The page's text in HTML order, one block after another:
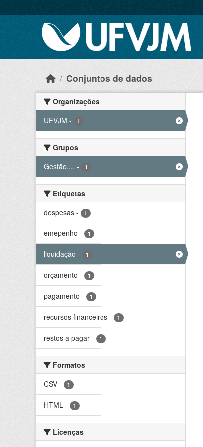
Conjuntos de dados
Organizações
UFVJM - 1
Grupos
Gestão,... - 1
Etiquetas
despesas - 1
emepenho - 1
liquidação - 1
orçamento - 1
pagamento - 1
recursos financeiros - 1
restos a pagar - 1
Formatos
CSV - 1
HTML - 1
Licenças